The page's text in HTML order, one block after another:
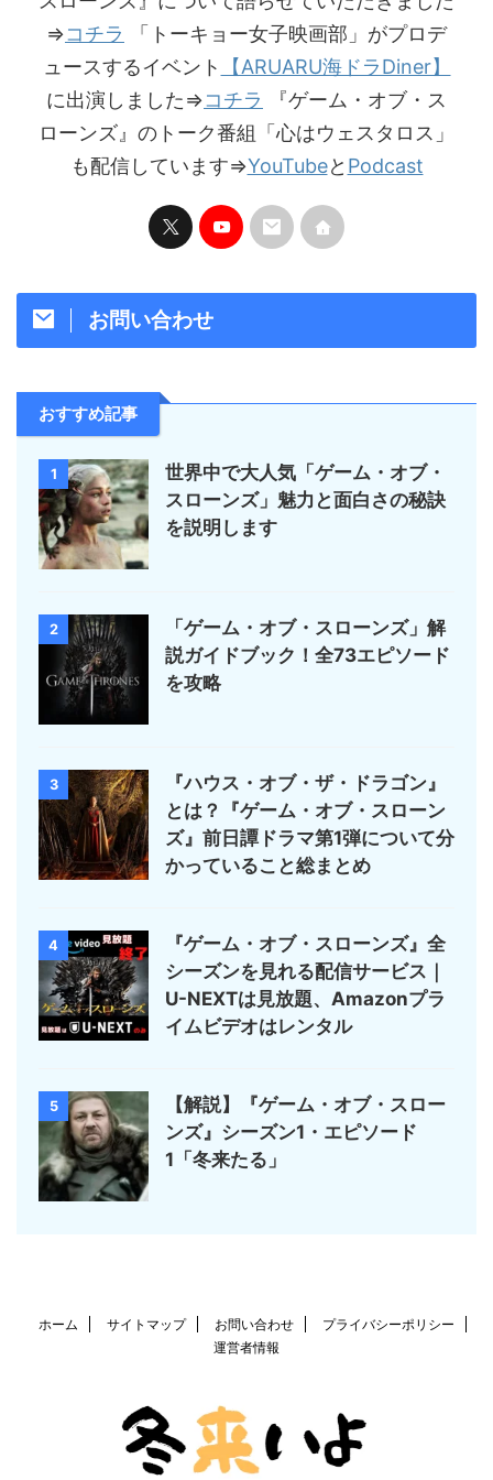
⇒コチラ
「トーキョー女子映画部」がプロデ
ュースするイベント
【ARUARU海ドラDiner】
に出演しました⇒コチラ
『ゲーム・オブ・ス
ローンズ』のトーク番組「心はウェスタロス」
も配信しています⇒YouTubeと Podcast
お問い合わせ
おすすめ記事
1
世界中で大人気「ゲーム・オブ・
スローンズ」魅力と面白さの秘訣
を説明します
2
「ゲーム・オブ・スローンズ」解
説ガイドブック！全73エピソード
を攻略
3
『ハウス・オブ・ザ・ドラゴン』
とは？『ゲーム・オブ・スローン
ズ』前日譚ドラマ第1弾について分
かっていること総まとめ
4
『ゲーム・オブ・スローンズ』全
シーズンを見れる配信サービス｜
U-NEXTは見放題、Amazonプラ
イムビデオはレンタル
5
【解説】『ゲーム・オブ・スロー
ンズ』シーズン1・エピソード
1「冬来たる」
ホーム サイトマップ お問い合わせ
プライバシーポリシー
運営者情報